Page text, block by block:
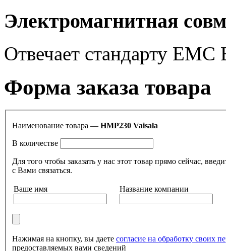
Электромагнитная
Отвечает стандарту EMC
Форма заказа товара
Наименование товара — HMP230 Vaisala
В количестве
Для того чтобы заказать у нас этот товар прямо сейчас,
с Вами связаться.
Ваше имя Название компании
Нажимая на кнопку, вы даете согласие на обработку своих
предоставляемых вами сведений